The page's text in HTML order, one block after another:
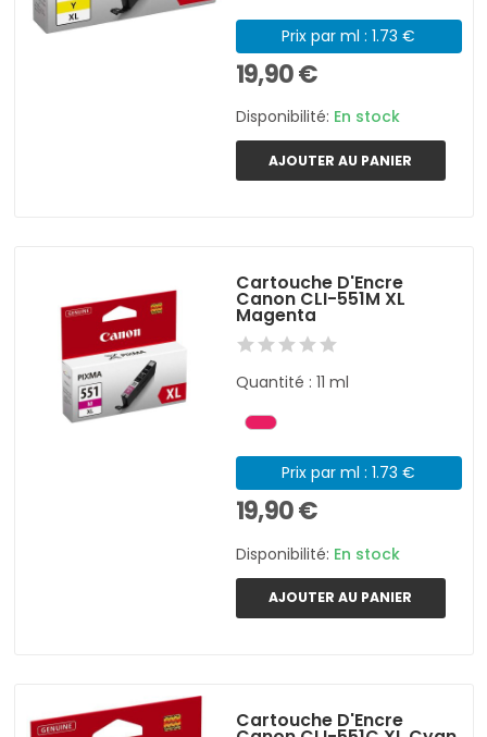
Prix par ml : 1.73 €
19,90 €
Disponibilité: En stock
AJOUTER AU PANIER
Cartouche D'Encre
Canon CLI-551M XL
Magenta
Quantité : 11 ml
Prix par ml : 1.73 €
19,90 €
Disponibilité: En stock
AJOUTER AU PANIER
Cartouche D'Encre